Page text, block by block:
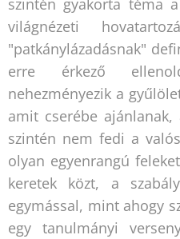
szintén gyakorta téma
világnézeti
"patkánylázadásnak"
erre érkező
nehezményezik a
amit cserébe ajánlanak,
szintén nem fedi a
olyan egyenrangú
keretek közt, a
egymással, mint ahogy
egy tanulmányi